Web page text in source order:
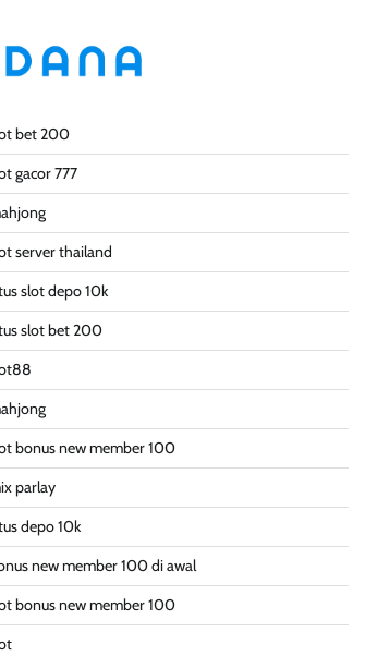
bet 200
gacor 777
server thailand
slot depo 10k
slot bet 200
bonus new member 100
parlay
depo 10k
new member 100 di awal
bonus new member 100